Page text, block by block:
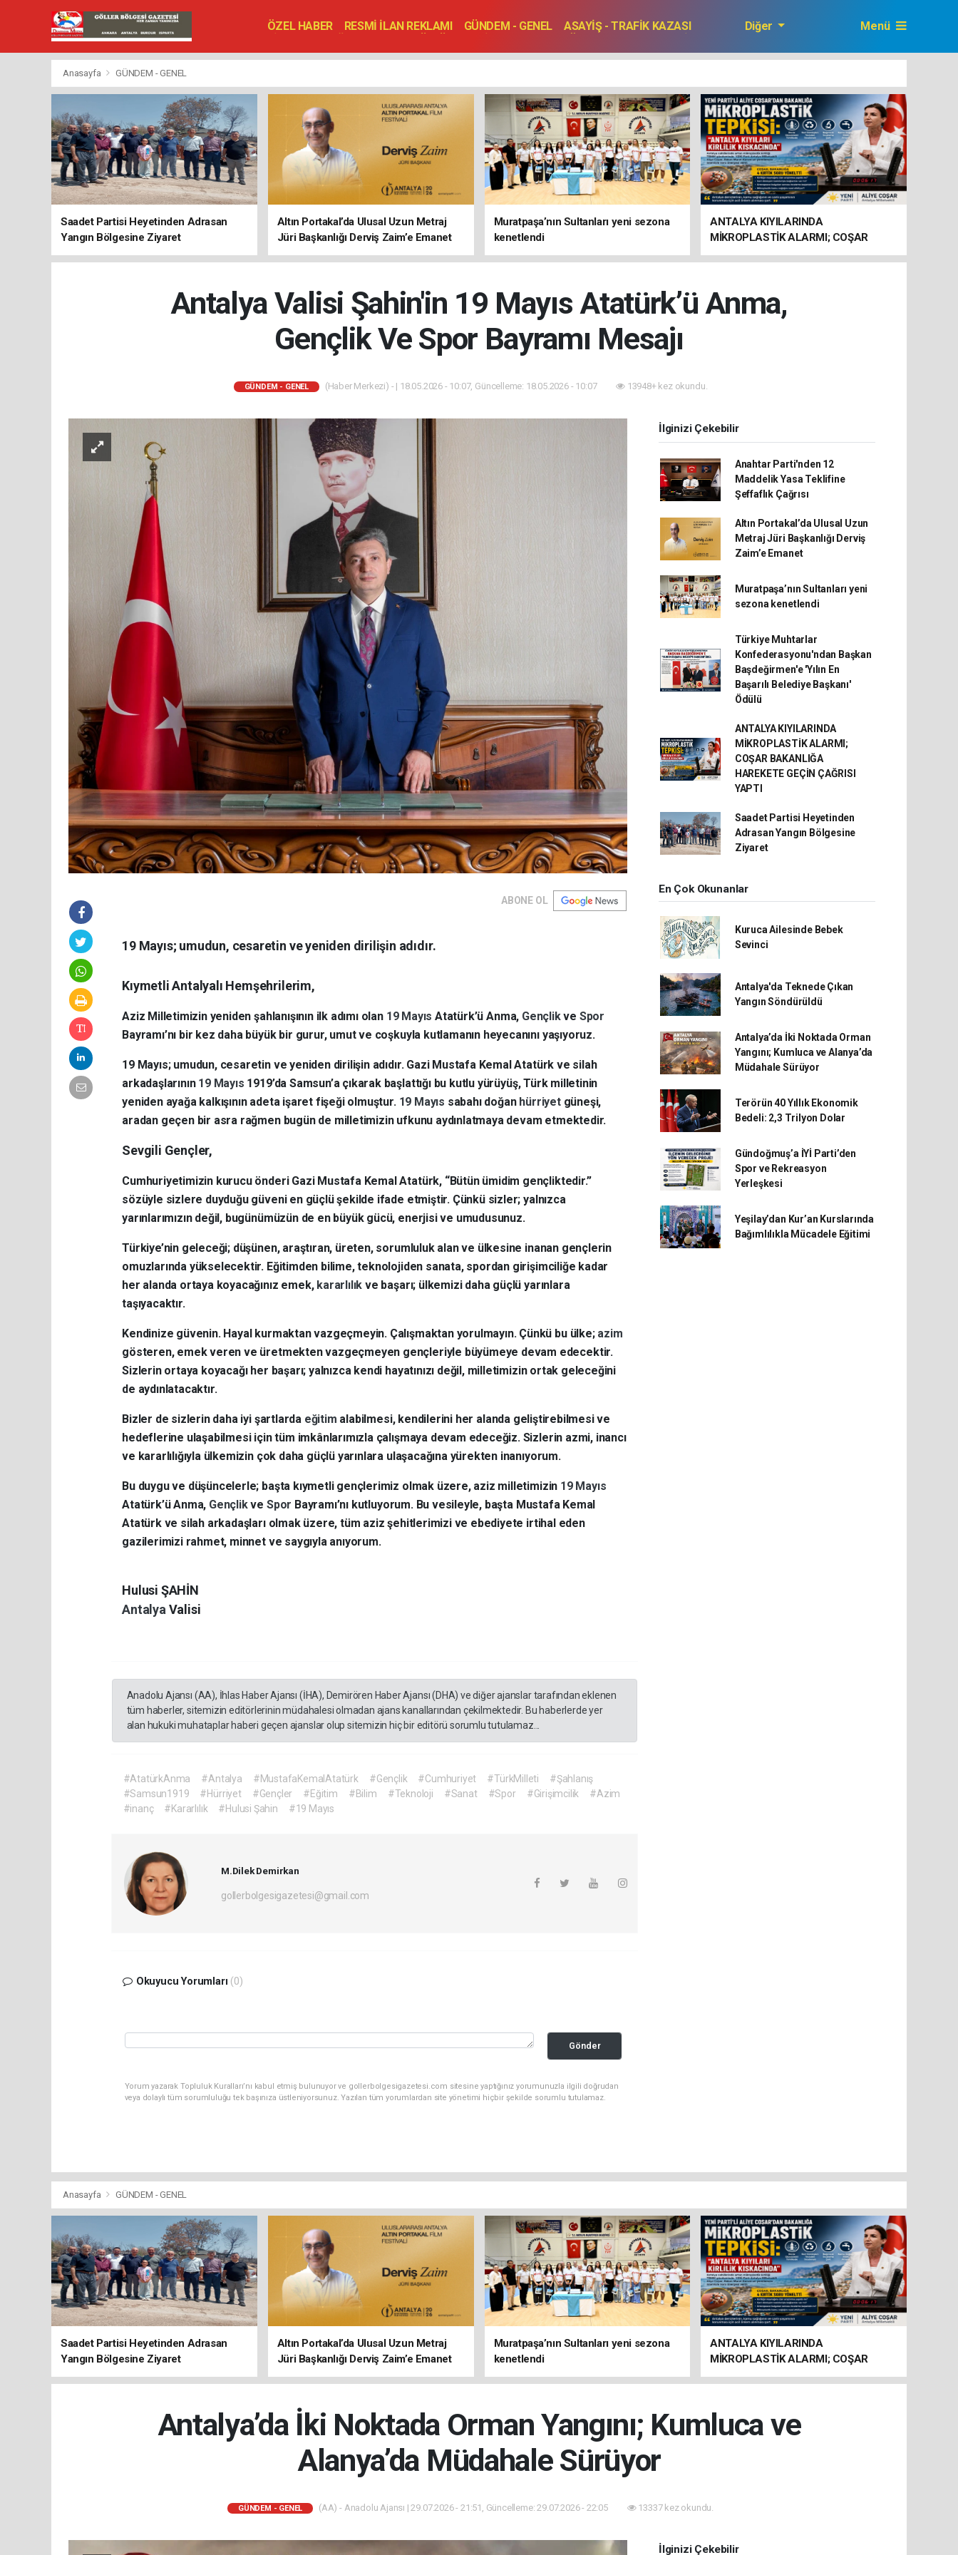
ÖZEL HABER RESMİ İLAN REKLAMI GÜNDEM - GENEL
ASAYİŞ - TRAFİK KAZASI
VEFAT EDENLER
TOPLANTI - DÜĞÜN
Diğer Menü
Anasayfa GÜNDEM - GENEL
Saadet Partisi Heyetinden Adrasan
Yangın Bölgesine Ziyaret
Altın Portakal’da Ulusal Uzun Metraj
Jüri Başkanlığı Derviş Zaim’e Emanet
Muratpaşa’nın Sultanları yeni sezona
kenetlendi
ANTALYA KIYILARINDA
MİKROPLASTİK ALARMI; COŞAR
BAKANLIĞA HAREKETE GEÇİN
Antalya Valisi Şahin'in 19 Mayıs Atatürk’ü Anma,
Gençlik Ve Spor Bayramı Mesajı
GÜNDEM - GENEL (Haber Merkezi) - | 18.05.2026 - 10:07, Güncelleme: 18.05.2026 - 10:07 13948+ kez okundu.
ABONE OL
19 Mayıs; umudun, cesaretin ve yeniden dirilişin adıdır.
Kıymetli Antalyalı Hemşehrilerim,
Aziz Milletimizin yeniden şahlanışının ilk adımı olan 19 Mayıs Atatürk’ü Anma, Gençlikve Spor
Bayramı’nı bir kez daha büyük bir gurur, umut ve coşkuyla kutlamanın heyecanını yaşıyoruz.
19 Mayıs; umudun, cesaretin ve yeniden dirilişin adıdır. Gazi Mustafa Kemal Atatürk ve silah
arkadaşlarının 19 Mayıs 1919’da Samsun’a çıkarak başlattığı bu kutlu yürüyüş, Türk milletinin
yeniden ayağa kalkışının adeta işaret fişeği olmuştur. 19 Mayıs sabahı doğan hürriyet güneşi,
aradan geçen bir asra rağmen bugün de milletimizin ufkunu aydınlatmaya devam etmektedir.
Sevgili Gençler,
Cumhuriyetimizin kurucu önderi Gazi Mustafa Kemal Atatürk, “Bütün ümidim gençliktedir.”
sözüyle sizlere duyduğu güveni en güçlü şekilde ifade etmiştir. Çünkü sizler; yalnızca
yarınlarımızın değil, bugünümüzün de en büyük gücü, enerjisi ve umudusunuz.
Türkiye’nin geleceği; düşünen, araştıran, üreten, sorumluluk alan ve ülkesine inanan gençlerin
omuzlarında yükselecektir. Eğitimden bilime, teknolojiden sanata, spordan girişimciliğe kadar
her alanda ortaya koyacağınız emek, kararlılıkve başarı; ülkemizi daha güçlü yarınlara
taşıyacaktır.
Kendinize güvenin. Hayal kurmaktan vazgeçmeyin. Çalışmaktan yorulmayın. Çünkü bu ülke; azim
gösteren, emek veren ve üretmekten vazgeçmeyen gençleriyle büyümeye devam edecektir.
Sizlerin ortaya koyacağı her başarı; yalnızca kendi hayatınızı değil, milletimizin ortak geleceğini
de aydınlatacaktır.
Bizler de sizlerin daha iyi şartlarda eğitim alabilmesi, kendilerini her alanda geliştirebilmesi ve
hedeflerine ulaşabilmesi için tüm imkânlarımızla çalışmaya devam edeceğiz. Sizlerin azmi, inancı
ve kararlılığıyla ülkemizin çok daha güçlü yarınlara ulaşacağına yürekten inanıyorum.
Bu duygu ve düşüncelerle; başta kıymetli gençlerimiz olmak üzere, aziz milletimizin 19 Mayıs
Atatürk’ü Anma, Gençlikve Spor Bayramı’nı kutluyorum. Bu vesileyle, başta Mustafa Kemal
Atatürk ve silah arkadaşları olmak üzere, tüm aziz şehitlerimizi ve ebediyete irtihal eden
gazilerimizi rahmet, minnet ve saygıyla anıyorum.
Hulusi ŞAHİN
AntalyaValisi
Anadolu Ajansı (AA), İhlas Haber Ajansı (İHA), Demirören Haber Ajansı (DHA) ve diğer ajanslar tarafından eklenen
tüm haberler, sitemizin editörlerinin müdahalesi olmadan ajans kanallarından çekilmektedir. Bu haberlerde yer
alan hukuki muhataplar haberi geçen ajanslar olup sitemizin hiç bir editörü sorumlu tutulamaz...
#AtatürkAnma #Antalya #MustafaKemalAtatürk #Gençlik #Cumhuriyet #TürkMilleti
#Şahlanış
#Samsun1919
#Hürriyet #Gençler #Eğitim #Bilim #Teknoloji #Sanat #Spor #Girişimcilik
#Azim
#inanç
#Kararlılık #Hulusi Şahin #19 Mayıs
M.Dilek Demirkan
gollerbolgesigazetesi@gmail.com
Okuyucu Yorumları (0)
Gönder
Yorum yazarak Topluluk Kuralları’nı kabul etmiş bulunuyor ve gollerbolgesigazetesi.com sitesine yaptığınız yorumunuzla ilgili doğrudan
veya dolaylı tüm sorumluluğu tek başınıza üstleniyorsunuz. Yazılan tüm yorumlardan site yönetimi hiçbir şekilde sorumlu tutulamaz.
İlginizi Çekebilir
Anahtar Parti'nden 12
Maddelik Yasa Teklifine
Şeffaflık Çağrısı
Altın Portakal’da Ulusal Uzun
Metraj Jüri Başkanlığı Derviş
Zaim’e Emanet
Muratpaşa’nın Sultanları yeni
sezona kenetlendi
Türkiye Muhtarlar
Konfederasyonu'ndan Başkan
Başdeğirmen'e 'Yılın En
Başarılı Belediye Başkanı'
Ödülü
ANTALYA KIYILARINDA
MİKROPLASTİK ALARMI;
COŞAR BAKANLIĞA
HAREKETE GEÇİN ÇAĞRISI
YAPTI
Saadet Partisi Heyetinden
Adrasan Yangın Bölgesine
Ziyaret
En Çok Okunanlar
Kuruca Ailesinde Bebek
Sevinci
Antalya'da Teknede Çıkan
Yangın Söndürüldü
Antalya’da İki Noktada Orman
Yangını; Kumluca ve Alanya’da
Müdahale Sürüyor
Terörün 40 Yıllık Ekonomik
Bedeli: 2,3 Trilyon Dolar
Gündoğmuş’a İYİ Parti’den
Spor ve Rekreasyon
Yerleşkesi
Yeşilay’dan Kur’an Kurslarında
Bağımlılıkla Mücadele Eğitimi
Anasayfa GÜNDEM - GENEL
Saadet Partisi Heyetinden Adrasan
Yangın Bölgesine Ziyaret
Altın Portakal’da Ulusal Uzun Metraj
Jüri Başkanlığı Derviş Zaim’e Emanet
Muratpaşa’nın Sultanları yeni sezona
kenetlendi
ANTALYA KIYILARINDA
MİKROPLASTİK ALARMI; COŞAR
BAKANLIĞA HAREKETE GEÇİN
Antalya’da İki Noktada Orman Yangını; Kumluca ve
Alanya’da Müdahale Sürüyor
GÜNDEM - GENEL (AA) - Anadolu Ajansı | 29.07.2026 - 21:51, Güncelleme: 29.07.2026 - 22:05 13337 kez okundu.
İlginizi Çekebilir